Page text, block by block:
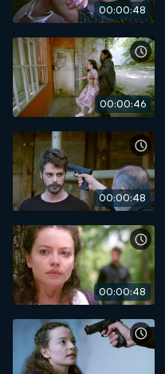
00:00:48
00:00:46
00:00:48
00:00:48